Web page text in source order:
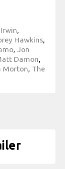
,
Hawkins,
, Jon
Damon,
Morton, The